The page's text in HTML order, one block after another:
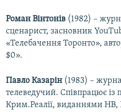
Усі сайти RFE/RL
Роман Вінтонів (1982) –
сценарист, засновник
«Телебачення Торонто»,
$0».
Павло Казарін (1983) –
телеведучий. Співпрацює із
Крим.Реалії, виданнями НВ,